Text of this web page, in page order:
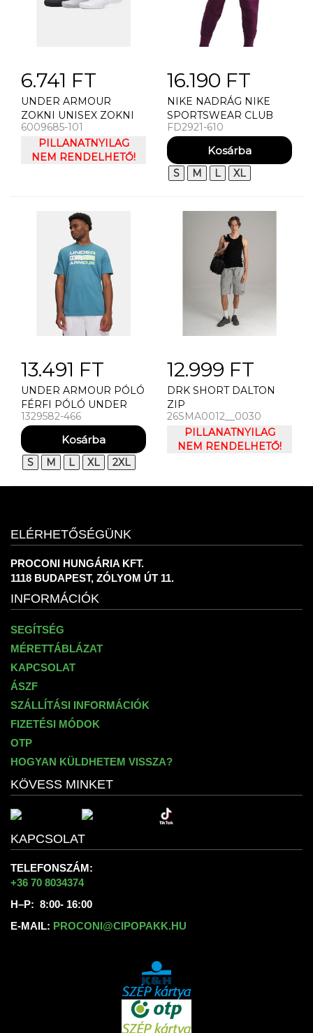
6.741 FT
UNDER ARMOUR
ZOKNI UNISEX ZOKNI
UNDER ARMOUR UA
PERFORMANCE
COTTON 3P CRW
6009685-101
PILLANATNYILAG
NEM RENDELHETŐ!
16.190 FT
NIKE NADRÁG NIKE
SPORTSWEAR CLUB
FLEECE BI
FD2921-610
S M L XL
13.491 FT
UNDER ARMOUR PÓLÓ
FÉRFI PÓLÓ UNDER
ARMOUR UA TEAM
ISSUE WORDMARK SS-
BLU
1329582-466
S M L XL 2XL
12.999 FT
DRK SHORT DALTON
ZIP
26SMA0012__0030
PILLANATNYILAG
NEM RENDELHETŐ!
ELÉRHETŐSÉGÜNK
PROCONI HUNGÁRIA KFT.
1118 BUDAPEST, ZÓLYOM ÚT 11.
INFORMÁCIÓK
SEGÍTSÉG
MÉRETTÁBLÁZAT
KAPCSOLAT
ÁSZF
SZÁLLÍTÁSI INFORMÁCIÓK
FIZETÉSI MÓDOK
OTP
HOGYAN KÜLDHETEM VISSZA?
KÖVESS MINKET
KAPCSOLAT
TELEFONSZÁM:
+36 70 8034374
H–P: 8:00- 16:00
E-MAIL: PROCONI@CIPOPAKK.HU